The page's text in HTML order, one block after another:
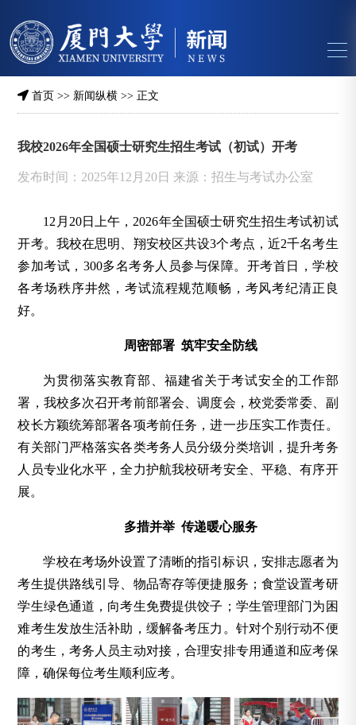
首页 >> 新闻纵横 >> 正文
我校2026年全国硕士研究生招生考试（初试）开考
发布时间：2025年12月20日 来源：招生与考试办公室
12月20日上午，2026年全国硕士研究生招生考试初试
开考。我校在思明、翔安校区共设3个考点，近2千名考生
参加考试，300多名考务人员参与保障。 开考首日，学校
各考场秩序井然，考试流程规范顺畅，考风考纪清正良
好。
周密部署 筑牢安全防线
为贯彻落实教育部、福建省关于考试安全的工作部
署，我校多次召开考前部署会、调度会，校党委常委、副
校长方颖统筹部署各项考前任务，进一步压实工作责任。
有关部门严格落实各类考务人员分级分类培训，提升考务
人员专业化水平，全力护航我校研考安全、平稳、有序开
展。
多措并举 传递暖心服务
学校在考场外设置了清晰的指引标识，安排志愿者为
考生提供路线引导、物品寄存等便捷服务；食堂设置考研
学生绿色通道，向考生免费提供饺子；学生管理部门为困
难考生发放生活补助，缓解备考压力。针对个别行动不便
的考生，考务人员主动对接，合理安排专用通道和应考保
障，确保每位考生顺利应考。